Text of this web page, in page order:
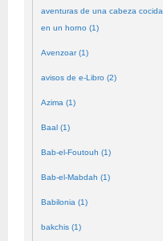
aventuras de una cabeza cocida
en un horno (1)
Avenzoar (1)
avisos de e-Libro (2)
Azima (1)
Baal (1)
Bab-el-Foutouh (1)
Bab-el-Mabdah (1)
Babilonia (1)
bakchis (1)